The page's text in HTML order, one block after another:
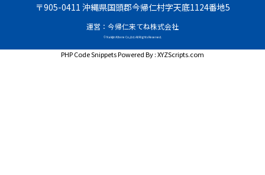
〒905-0411 沖縄県国頭郡今帰仁村字天底1124番地5
運営：今帰仁来てね株式会社
© Nakijin Kitene Co.,Ltd. All Rights Reserved.
PHP Code SnippetsPowered By :XYZScripts.com